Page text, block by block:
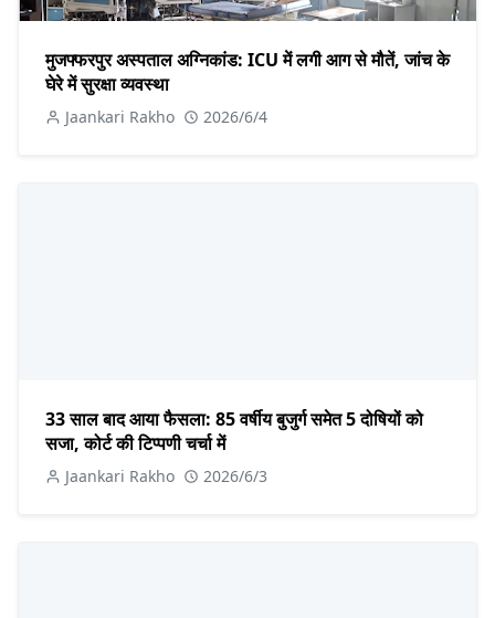
मुजफ्फरपुर अस्पताल अग्निकांड: ICU में लगी आग से मौतें, जांच के
घेरे में सुरक्षा व्यवस्था
Jaankari Rakho 2026/6/4
33 साल बाद आया फैसला: 85 वर्षीय बुजुर्ग समेत 5 दोषियों को
सजा, कोर्ट की टिप्पणी चर्चा में
Jaankari Rakho 2026/6/3